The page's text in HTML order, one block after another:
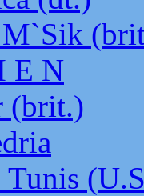
E N
(brit.)
Tunis